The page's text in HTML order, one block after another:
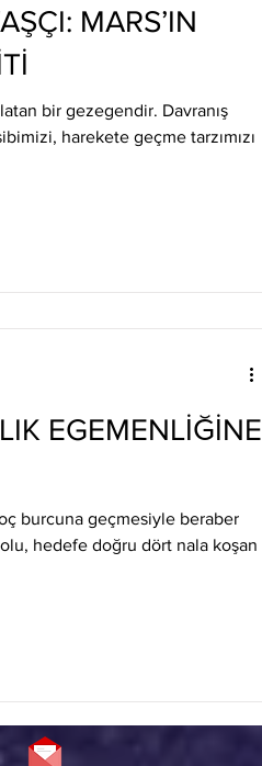
MARS’IN
bir gezegendir. Davranış
harekete geçme tarzımızı
EGEMENLİĞİNE
burcuna geçmesiyle beraber
hedefe doğru dört nala koşan